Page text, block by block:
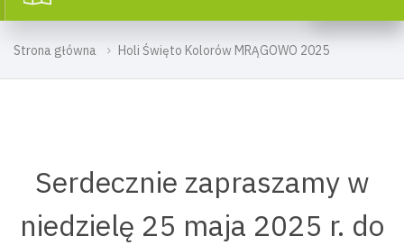
Strona główna Holi Święto Kolorów MRĄGOWO 2025
Serdecznie zapraszamy w
niedzielę 25 maja 2025 r. do